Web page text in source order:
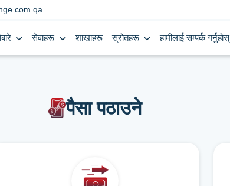
सेवाहरू शाखाहरू स्रोतहरू हामीलाई सम्पर्क गर्नुहोस्
पैसा पठाउने